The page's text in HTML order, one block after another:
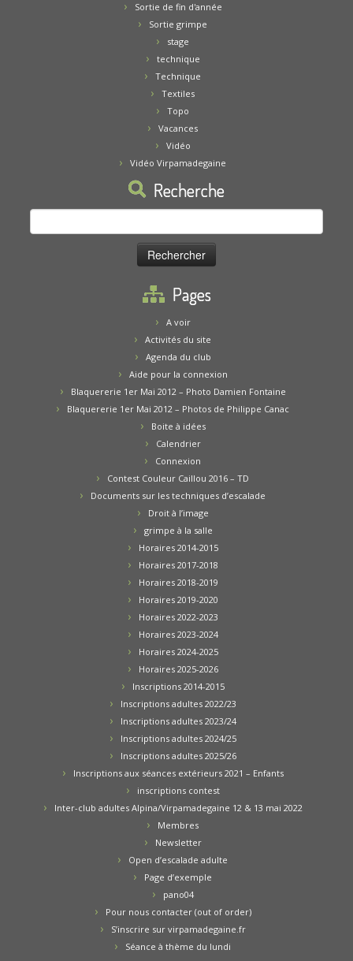
Sortie de fin d'année
Sortie grimpe
stage
technique
Technique
Textiles
Topo
Vacances
Vidéo
Vidéo Virpamadegaine
Recherche
Rechercher :
Pages
A voir
Activités du site
Agenda du club
Aide pour la connexion
Blaquererie 1er Mai 2012 – Photo Damien Fontaine
Blaquererie 1er Mai 2012 – Photos de Philippe Canac
Boite à idées
Calendrier
Connexion
Contest Couleur Caillou 2016 – TD
Documents sur les techniques d’escalade
Droit à l’image
grimpe à la salle
Horaires 2014-2015
Horaires 2017-2018
Horaires 2018-2019
Horaires 2019-2020
Horaires 2022-2023
Horaires 2023-2024
Horaires 2024-2025
Horaires 2025-2026
Inscriptions 2014-2015
Inscriptions adultes 2022/23
Inscriptions adultes 2023/24
Inscriptions adultes 2024/25
Inscriptions adultes 2025/26
Inscriptions aux séances extérieurs 2021 – Enfants
inscriptions contest
Inter-club adultes Alpina/Virpamadegaine 12 & 13 mai 2022
Membres
Newsletter
Open d’escalade adulte
Page d’exemple
pano04
Pour nous contacter (out of order)
S’inscrire sur virpamadegaine.fr
Séance à thème du lundi